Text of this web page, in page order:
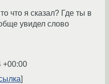
что я сказал? Где ты в
увидел слово
+00:00